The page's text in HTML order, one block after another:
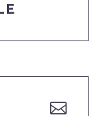

